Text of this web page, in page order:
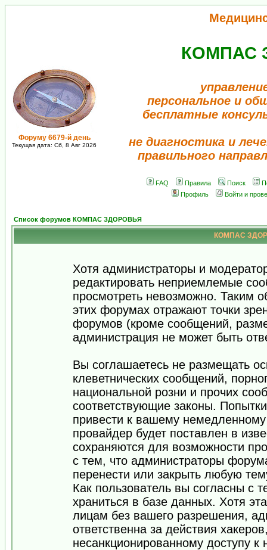
Форуму 6679-й день
Текущая дата: Сб, 8 Авг 2026
КОМПАС
персональное и
бесплатные
не диагностика и
правильного
FAQ Правила Поиск
Профиль
Войти и
Список форумов КОМПАС ЗДОРОВЬЯ
КОМПАС
Хотя администраторы и
редактировать неприемлемые
просмотреть невозможно. Таким
этих форумах отражают точки
форумов (кроме сообщений,
администрация не может быть
Вы соглашаетесь не размещать
клеветнических сообщений,
национальной розни и прочих
соответствующие законы.
привести к вашему
провайдер будет поставлен в
сохраняются для возможности
с тем, что администраторы
перенести или закрыть любую
Как пользователь вы согласны с
храниться в базе данных. Хотя
лицам без вашего разрешения,
ответственна за действия
несанкционированному доступу к